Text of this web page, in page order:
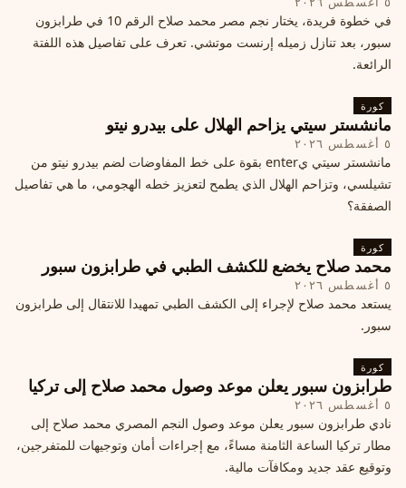
في خطوة فريدة، يختار نجم مصر محمد صلاح الرقم 10 في طرابزون
سبور، بعد تنازل زميله إرنست موتشي. تعرف على تفاصيل هذه اللفتة
الرائعة.
كورة
مانشستر سيتي يزاحم الهلال على بيدرو نيتو
٥ أغسطس ٢٠٢٦
مانشستر سيتي يenter بقوة على خط المفاوضات لضم بيدرو نيتو من
تشيلسي، وتزاحم الهلال الذي يطمح لتعزيز خطه الهجومي، ما هي تفاصيل
الصفقة؟
كورة
محمد صلاح يخضع للكشف الطبي في طرابزون سبور
٥ أغسطس ٢٠٢٦
يستعد محمد صلاح لإجراء إلى الكشف الطبي تمهيدا للانتقال إلى طرابزون
سبور.
كورة
طرابزون سبور يعلن موعد وصول محمد صلاح إلى تركيا
٥ أغسطس ٢٠٢٦
نادي طرابزون سبور يعلن موعد وصول النجم المصري محمد صلاح إلى
مطار تركيا الساعة الثامنة مساءً، مع إجراءات أمان وتوجيهات للمتفرجين،
وتوقيع عقد جديد ومكافآت مالية.